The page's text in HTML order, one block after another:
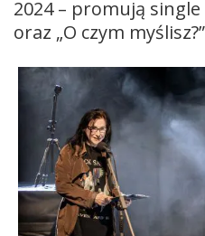
2024 – promują single
oraz „O czym